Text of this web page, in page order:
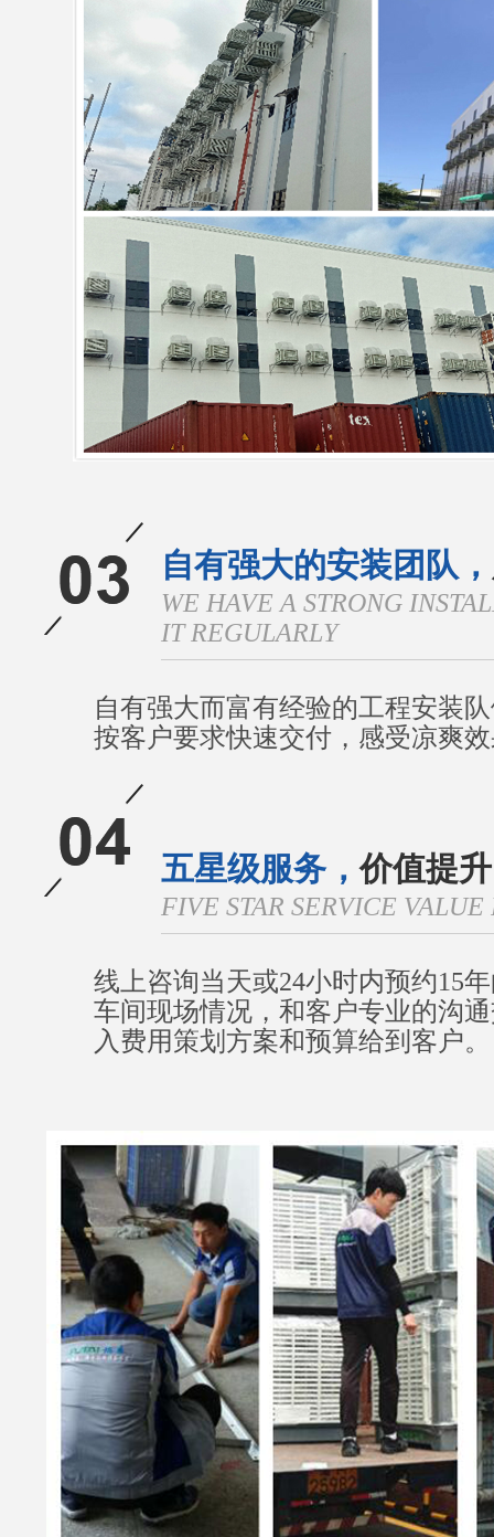
自有强大的安装团队，
WE HAVE A STRONG
IT REGULARLY
自有强大而富有经验的工程安装
按客户要求快速交付，感受凉爽
五星级服务，价值提升
FIVE STAR SERVICE
线上咨询当天或24小时内预约15
车间现场情况，和客户专业的沟
入费用策划方案和预算给到客户。